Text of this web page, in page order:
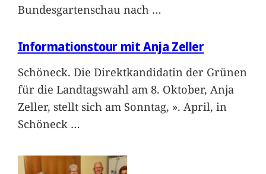
Bundesgartenschau nach …
Informationstour mit Anja Zeller
Schöneck. Die Direktkandidatin der Grünen
für die Landtagswahl am 8. Oktober, Anja
Zeller, stellt sich am Sonntag, ». April, in
Schöneck …